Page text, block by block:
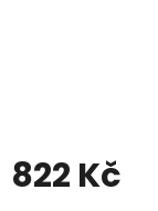
822 Kč